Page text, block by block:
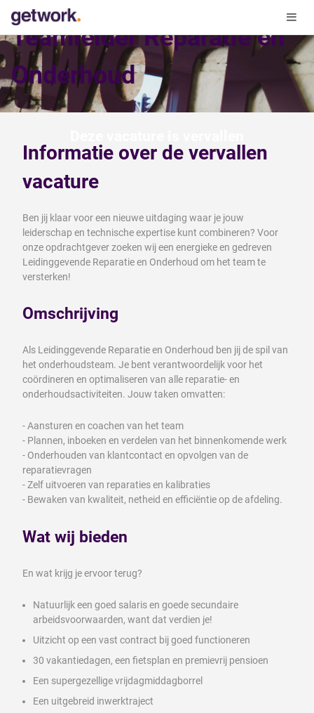
Teamleider Reparatie en
Onderhoud
Informatie over de vervallen
vacature
Ben jij klaar voor een nieuwe uitdaging waar je jouw
leiderschap en technische expertise kunt combineren? Voor
onze opdrachtgever zoeken wij een energieke en gedreven
Leidinggevende Reparatie en Onderhoud om het team te
versterken!
Omschrijving
Als Leidinggevende Reparatie en Onderhoud ben jij de spil van
het onderhoudsteam. Je bent verantwoordelijk voor het
coördineren en optimaliseren van alle reparatie- en
onderhoudsactiviteiten. Jouw taken omvatten:
- Aansturen en coachen van het team
- Plannen, inboeken en verdelen van het binnenkomende werk
- Onderhouden van klantcontact en opvolgen van de
reparatievragen
- Zelf uitvoeren van reparaties en kalibraties
- Bewaken van kwaliteit, netheid en efficiëntie op de afdeling.
Wat wij bieden
En wat krijg je ervoor terug?
Natuurlijk een goed salaris en goede secundaire
arbeidsvoorwaarden, want dat verdien je!
Uitzicht op een vast contract bij goed functioneren
30 vakantiedagen, een fietsplan en premievrij pensioen
Een supergezellige vrijdagmiddagborrel
Een uitgebreid inwerktraject